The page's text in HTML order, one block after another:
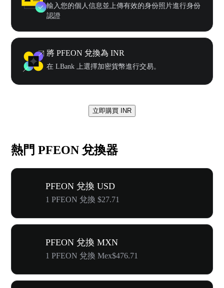
輸入您的個人信息並上傳有效的身份照片進行身份
認證
將 PFEON 兌換為 INR
在 LBank 上選擇加密貨幣進行交易。
立即購買 INR
熱門 PFEON 兌換器
PFEON 兌換 USD
1 PFEON 兌換 $27.71
PFEON 兌換 MXN
1 PFEON 兌換 Mex$476.71